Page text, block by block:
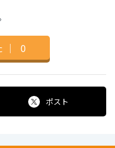
｜ 0
ポスト